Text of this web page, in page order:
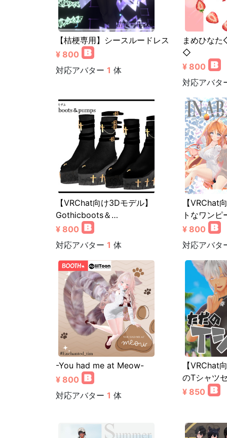
【桔梗専用】シースルードレス
¥ 800
対応アバター 1 体
まめひな
◇
¥ 800
対応アバタ
【VRChat向け3Dモデル】
Gothicboots＆…
¥ 800
対応アバター 1 体
【VRChat
トなワンピ
¥ 800
対応アバタ
-You had me at Meow-
¥ 800
対応アバター 1 体
【VRChat
のTシャツ
¥ 850